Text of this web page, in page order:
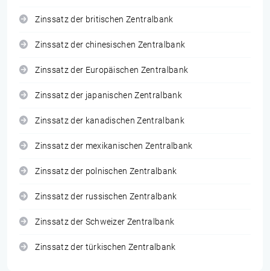
Zinssatz der britischen Zentralbank
Zinssatz der chinesischen Zentralbank
Zinssatz der Europäischen Zentralbank
Zinssatz der japanischen Zentralbank
Zinssatz der kanadischen Zentralbank
Zinssatz der mexikanischen Zentralbank
Zinssatz der polnischen Zentralbank
Zinssatz der russischen Zentralbank
Zinssatz der Schweizer Zentralbank
Zinssatz der türkischen Zentralbank